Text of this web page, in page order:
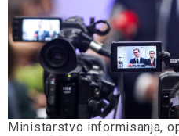
Ministarstvo informisanja,